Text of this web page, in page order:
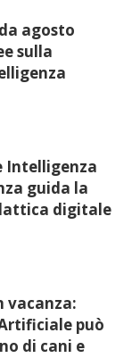
agosto
sulla
Intelligenza
guida la
digitale
vacanza:
può
di cani e